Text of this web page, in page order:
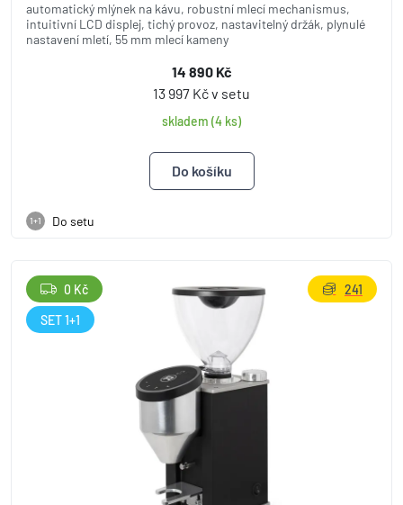
automatický mlýnek na kávu, robustní mlecí mechanismus,
intuitivní LCD displej, tichý provoz, nastavitelný držák, plynulé
nastavení mletí, 55 mm mlecí kameny
14 890 Kč
13 997 Kč v setu
skladem (4 ks)
1+1 Do setu
0 Kč
SET 1+1
241